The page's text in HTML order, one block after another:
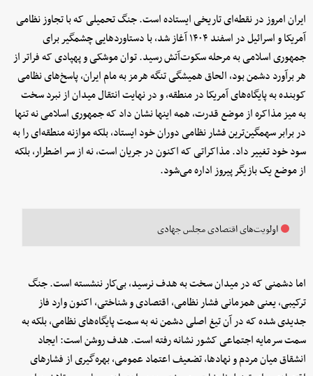
ایران امروز در نقطه‌ای تاریخی ایستاده است. جنگ تحمیلی که با تجاوز نظامی
آمریکا و اسرائیل در اسفند ۱۴۰۴ آغاز شد، با دستاوردهایی چشمگیر برای
جمهوری اسلامی به مرحله سکوت‌آتش رسید. توان موشکی و پهپادی که فراتر از
هر برآورد دشمن بود، الحاق همیشگی تنگه هرمز به مام ایران، پاسخ‌های نظامی
کوبنده به پایگاه‌های آمریکا در منطقه، و در نهایت انتقال میدان از نبرد سخت
به میز مذاکره از موضع قدرت، همه اینها نشان داد که جمهوری اسلامی نه تنها
در برابر سهمگین‌ترین فشار نظامی دوران خود ایستاد، بلکه موازنه منطقه‌ای را به
سود خود تغییر داد. مذاکراتی که اکنون در جریان است، نه از سر اضطرار، بلکه
از موضع یک بازیگر پیروز اداره می‌شود.
اولویت‌های اقتصادی مجلس جهادی
اما دشمنی که در میدان سخت به هدف نرسید، بی‌کار ننشسته است. جنگ
ترکیبی، یعنی همزمانی فشار نظامی، اقتصادی و شناختی، اکنون وارد فاز
جدیدی شده که در آن تیغ اصلی دشمن نه به سمت پایگاه‌های نظامی، بلکه به
سمت سرمایه اجتماعی کشور نشانه رفته است. هدف روشن است: ایجاد
انشقاق میان مردم و نهادها، تضعیف اعتماد عمومی، بهره‌گیری از فشارهای